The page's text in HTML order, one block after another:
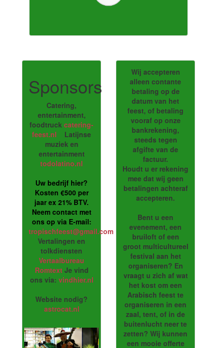
Sponsors
Catering,
entertainment,
foodtruck catering-
feest.nl Latijnse
muziek en
entertainment
todolatino.nl
Uw bedrijf hier?
Kosten €500 per
jaar ex 21% BTV.
Neem contact met
ons op via E-mail:
tropischfeest@gmail.com
Vertalingen en
tolkdiensten
Vertaalbureau
RomtextJe vind
ons via: vindhier.nl
Website nodig?
astrocat.nl
Wij accepteren
alleen contante
betaling op de
datum van het
feest, of betaling
vooraf op onze
bankrekening,
steeds tegen
afgifte van de
factuur.
Houdt u er rekening
mee dat wij geen
betalingen achteraf
accepteren.
Bent u een
evenement, een
bruiloft of een
groot multicultureel
festival aan het
organiseren? En
vraagt u zich af wat
het kost om een
Arabisch feest te
organiseren in een
zaal, tent, of in de
buitenlucht neer te
zetten? Wij kunnen
een mooie offerte